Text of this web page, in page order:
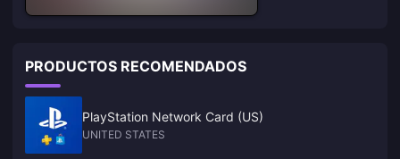
PRODUCTOS RECOMENDADOS
PlayStation Network Card (US)
UNITED STATES